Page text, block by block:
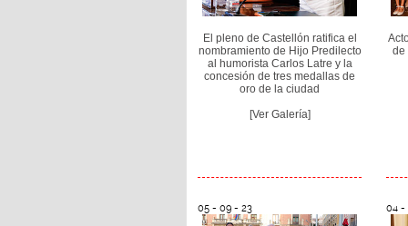
El pleno de Castellón ratifica el
nombramiento de Hijo Predilecto
al humorista Carlos Latre y la
concesión de tres medallas de
oro de la ciudad
[Ver Galería]
de
05 - 09 - 23 04 -